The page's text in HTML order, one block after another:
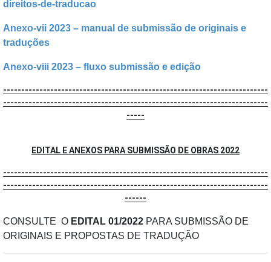
direitos-de-traducao
Anexo-vii 2023 – manual de submissão de originais e
traduções
Anexo-viii 2023 – fluxo submissão e edição
-------------------------------------------------------------------------
-------------------------------------------------------------------------
-----
EDITAL E ANEXOS PARA SUBMISSÃO DE OBRAS 2022
-------------------------------------------------------------------------
-------------------------------------------------------------------------
------
CONSULTE O EDITAL 01/2022 PARA SUBMISSÃO DE
ORIGINAIS E PROPOSTAS DE TRADUÇÃO